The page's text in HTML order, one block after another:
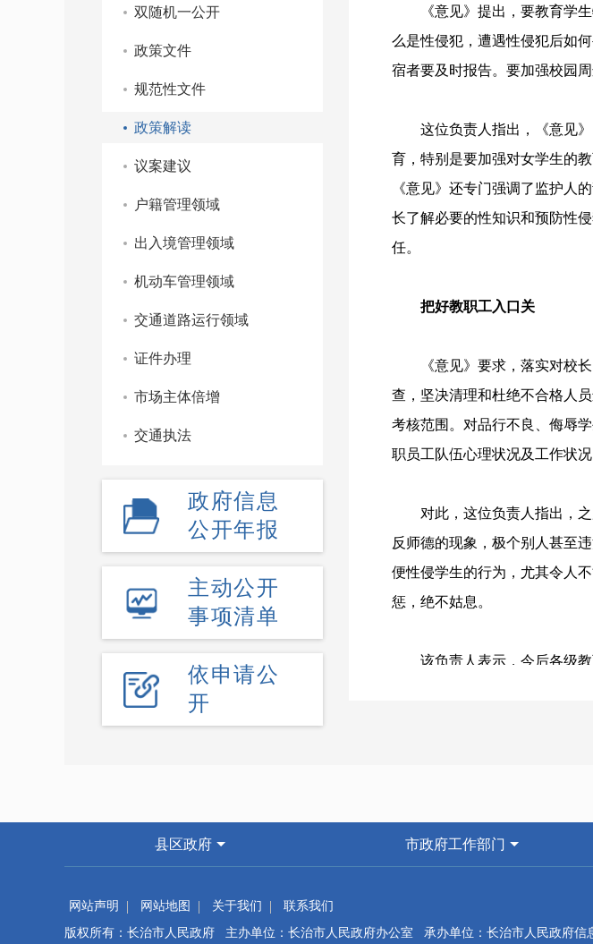
双随机一公开
政策文件
规范性文件
政策解读
议案建议
户籍管理领域
出入境管理领域
机动车管理领域
交通道路运行领域
证件办理
市场主体倍增
交通执法
政府信息
公开年报
主动公开
事项清单
依申请公
开
《意见》提出，要教育学生
么是性侵犯，遭遇性侵犯后如
宿者要及时报告。要加强校园
这位负责人指出，《意见》
育，特别是要加强对女学生的
《意见》还专门强调了监护人
长了解必要的性知识和预防性
任。
把好教职工入口关
《意见》要求，落实对校长
查，坚决清理和杜绝不合格人
考核范围。对品行不良、侮辱
职员工队伍心理状况及工作状
对此，这位负责人指出，之
反师德的现象，极个别人甚至
便性侵学生的行为，尤其令人
惩，绝不姑息。
该负责人表示，今后各级教
《意见》对各地教育、公安
出明确规定，强调四部门协调
县区政府 市政府工作部门
网站声明 网站地图 关于我们
联系我们
版权所有：长治市人民政府 主办单位：长治市人民政府办公室 承办单位：长治市人民政府信